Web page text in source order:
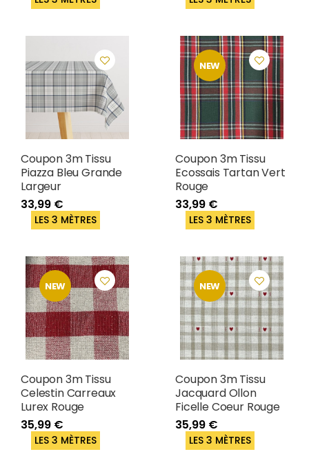
Coupon 3m Tissu
Piazza Bleu Grande
Largeur
33,99 €
LES 3 MÈTRES
NEW
Coupon 3m Tissu
Ecossais Tartan Vert
Rouge
33,99 €
LES 3 MÈTRES
NEW
Coupon 3m Tissu
Celestin Carreaux
Lurex Rouge
35,99 €
LES 3 MÈTRES
NEW
Coupon 3m Tissu
Jacquard Ollon
Ficelle Coeur Rouge
35,99 €
LES 3 MÈTRES